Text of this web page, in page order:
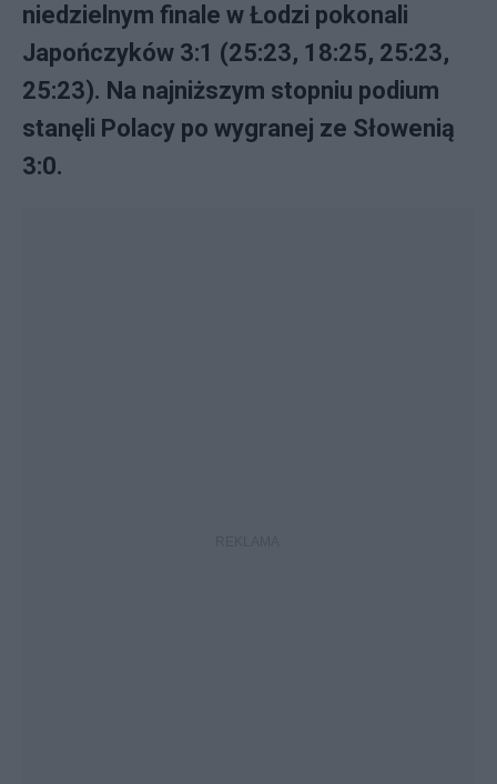
niedzielnym finale w Łodzi pokonali
Japończyków 3:1 (25:23, 18:25, 25:23,
25:23). Na najniższym stopniu podium
stanęli Polacy po wygranej ze Słowenią
3:0.